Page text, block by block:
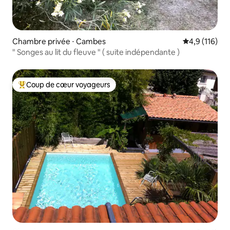
Chambre privée ⋅ Cambes Évaluation
4,9 (116)
" Songes au lit du fleuve " ( suite indépendante )
Coups de cœur voyageurs les plus appréciés
Coup de cœur voyageurs